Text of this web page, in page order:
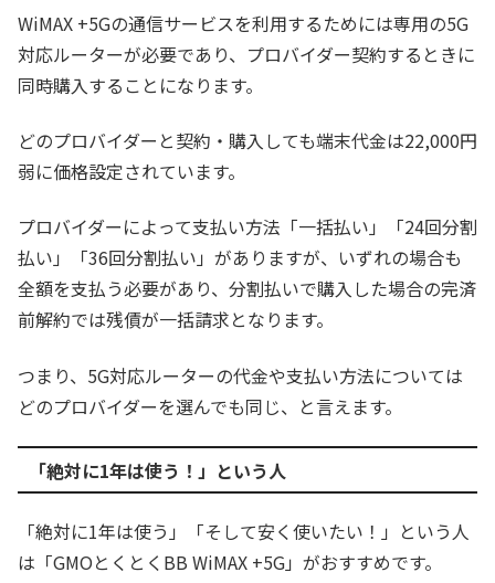
WiMAX +5Gの通信サービスを利用するためには専用の5G
対応ルーターが必要であり、プロバイダー契約するときに
同時購入することになります。
どのプロバイダーと契約・購入しても端末代金は22,000円
弱に価格設定されています。
プロバイダーによって支払い方法「一括払い」「24回分割
払い」「36回分割払い」がありますが、いずれの場合も
全額を支払う必要があり、分割払いで購入した場合の完済
前解約では残債が一括請求となります。
つまり、5G対応ルーターの代金や支払い方法については
どのプロバイダーを選んでも同じ、と言えます。
「絶対に1年は使う！」という人
「絶対に1年は使う」「そして安く使いたい！」という人
は「GMOとくとくBB WiMAX +5G」がおすすめです。